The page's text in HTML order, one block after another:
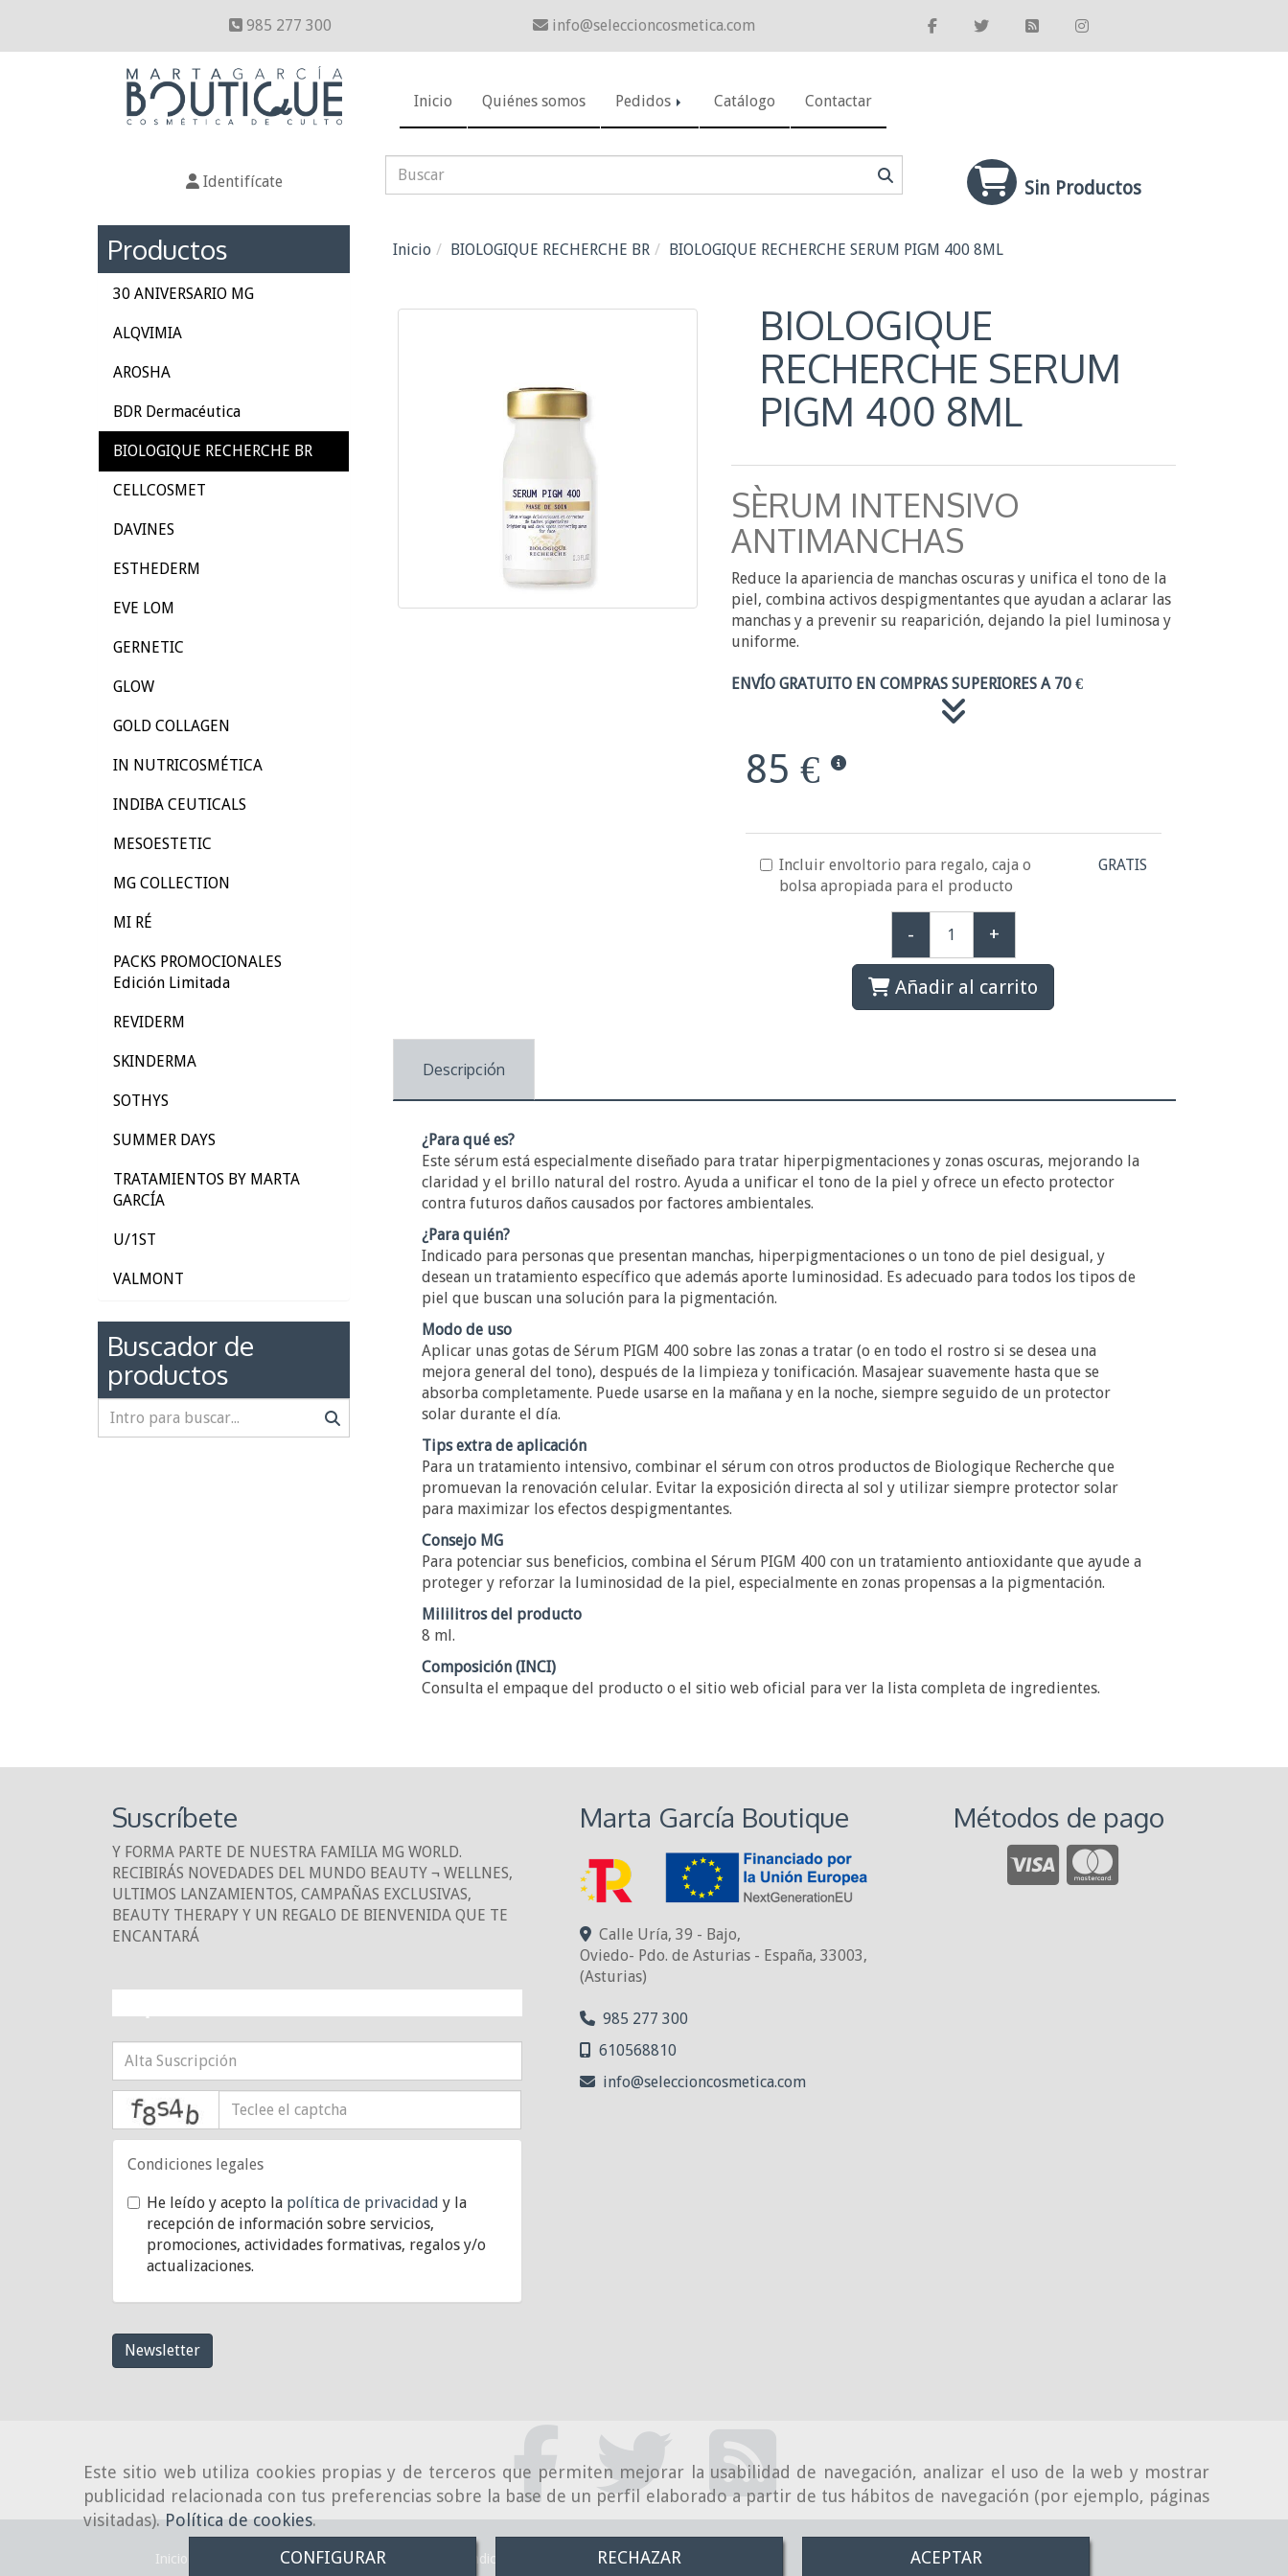
Este sitio web utiliza cookies propias y de terceros que permiten mejorar la usabilidad de navegación, analizar el uso de la web y mostrar
publicidad relacionada con tus preferencias sobre la base de un perfil elaborado a partir de tus hábitos de navegación (por ejemplo, páginas
visitadas).Política de cookies.
CONFIGURAR
RECHAZAR ACEPTAR
985 277 300 info seleccioncosmetica.com
Inicio Quiénes somos Pedidos Catálogo Contactar
Identifícate Sin Productos
Inicio BIOLOGIQUE RECHERCHE BR BIOLOGIQUE RECHERCHE SERUM PIGM 400 8ML
BIOLOGIQUE
RECHERCHE SERUM
PIGM 400 8ML
SÈRUM INTENSIVO
ANTIMANCHAS
Reduce la apariencia de manchas oscuras y unifica el tono de la
piel, combina activos despigmentantes que ayudan a aclarar las
manchas y a prevenir su reaparición, dejando la piel luminosa y
uniforme.
ENVÍO GRATUITO EN COMPRAS SUPERIORES A 70 €
85 €
Incluir envoltorio para regalo, caja o
bolsa apropiada para el producto
GRATIS
- +
Añadir al carrito
Descripción
¿Para qué es?
Este sérum está especialmente diseñado para tratar hiperpigmentaciones y zonas oscuras, mejorando la
claridad y el brillo natural del rostro. Ayuda a unificar el tono de la piel y ofrece un efecto protector
contra futuros daños causados por factores ambientales.
¿Para quién?
Indicado para personas que presentan manchas, hiperpigmentaciones o un tono de piel desigual, y
desean un tratamiento específico que además aporte luminosidad. Es adecuado para todos los tipos de
piel que buscan una solución para la pigmentación.
Modo de uso
Aplicar unas gotas de Sérum PIGM 400 sobre las zonas a tratar (o en todo el rostro si se desea una
mejora general del tono), después de la limpieza y tonificación. Masajear suavemente hasta que se
absorba completamente. Puede usarse en la mañana y en la noche, siempre seguido de un protector
solar durante el día.
Tips extra de aplicación
Para un tratamiento intensivo, combinar el sérum con otros productos de Biologique Recherche que
promuevan la renovación celular. Evitar la exposición directa al sol y utilizar siempre protector solar
para maximizar los efectos despigmentantes.
Consejo MG
Para potenciar sus beneficios, combina el Sérum PIGM 400 con un tratamiento antioxidante que ayude a
proteger y reforzar la luminosidad de la piel, especialmente en zonas propensas a la pigmentación.
Mililitros del producto
8 ml.
Composición (INCI)
Consulta el empaque del producto o el sitio web oficial para ver la lista completa de ingredientes.
Productos
30 ANIVERSARIO MG
ALQVIMIA
AROSHA
BDR Dermacéutica
BIOLOGIQUE RECHERCHE BR
CELLCOSMET
DAVINES
ESTHEDERM
EVE LOM
GERNETIC
GLOW
GOLD COLLAGEN
IN NUTRICOSMÉTICA
INDIBA CEUTICALS
MESOESTETIC
MG COLLECTION
MI RÉ
PACKS PROMOCIONALES
Edición Limitada
REVIDERM
SKINDERMA
SOTHYS
SUMMER DAYS
TRATAMIENTOS BY MARTA
GARCÍA
U/1ST
VALMONT
Buscador de
productos
Suscríbete
Y FORMA PARTE DE NUESTRA FAMILIA MG WORLD.
RECIBIRÁS NOVEDADES DEL MUNDO BEAUTY ¬ WELLNES,
ULTIMOS LANZAMIENTOS, CAMPAÑAS EXCLUSIVAS,
BEAUTY THERAPY Y UN REGALO DE BIENVENIDA QUE TE
ENCANTARÁ
captcha
Condiciones legales
He leído y acepto la política de privacidad y la
recepción de información sobre servicios,
promociones, actividades formativas, regalos y/o
actualizaciones.
Newsletter
Marta García Boutique
Calle Uría, 39 - Bajo,
Oviedo- Pdo. de Asturias - España, 33003,
(Asturias)
985 277 300
610568810
info
seleccioncosmetica.com
Métodos de pago
Inicio Aviso Legal Política de cookies Condiciones de venta online Política de Privacidad